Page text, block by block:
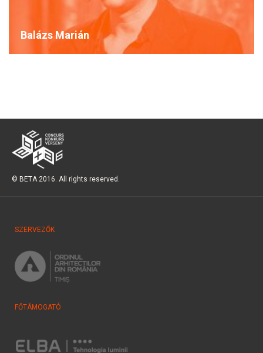
Balázs Marián
© BETA 2016. All rights reserved.
SZERVEZŐK
FŐTÁMOGATÓ